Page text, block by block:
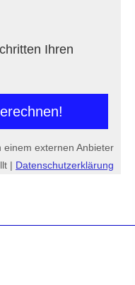
Ihren
einem externen Anbieter
| Datenschutzerklärung